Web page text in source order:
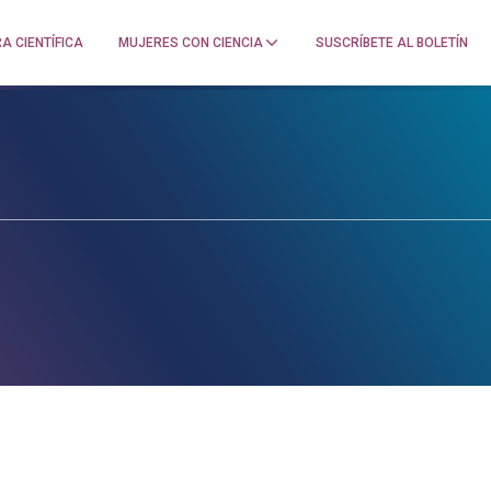
CIENTÍFICA MUJERES CON CIENCIA SUSCRÍBETE AL BOLETÍN